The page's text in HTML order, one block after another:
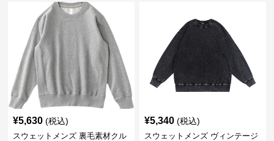
¥5,630 (税込)
スウェットメンズ 裏毛素材クル
¥5,340 (税込)
スウェットメンズ ヴィンテージ